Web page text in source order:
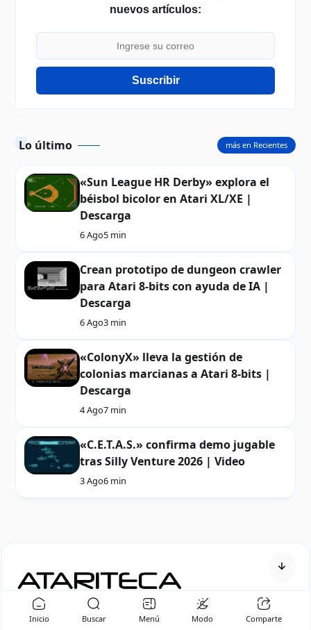
nuevos artículos:
Suscribir
Lo último
«Sun League HR Derby» explora el
béisbol bicolor en Atari XL/XE |
Descarga
6 Ago5 min
Crean prototipo de dungeon crawler
para Atari 8-bits con ayuda de IA |
Descarga
6 Ago3 min
«ColonyX» lleva la gestión de
colonias marcianas a Atari 8-bits |
Descarga
4 Ago7 min
«C.E.T.A.S.» confirma demo jugable
tras Silly Venture 2026 | Video
3 Ago6 min
más en Recientes
Solo lo mejor sobre las computadoras Atari de 8-bits.
Recomendamos
Inicio Buscar Menú Modo Comparte